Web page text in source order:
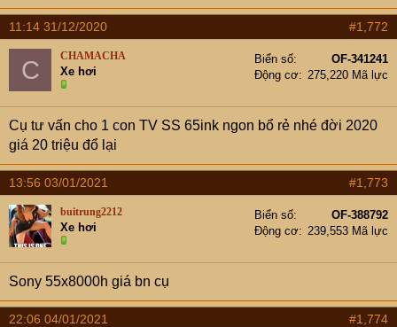
11:14 31/12/2020 #1,772
C CHAMACHA
Xe hơi
Biển số
OF-341241
Động cơ
275,220 Mã lực
Cụ tư vấn cho 1 con TV SS 65ink ngon bổ rẻ nhé đời 2020
giá 20 triệu đổ lại
13:56 03/01/2021 #1,773
buitrung2212
Xe hơi
Biển số
OF-388792
Động cơ
239,553 Mã lực
Sony 55x8000h giá bn cụ
22:06 04/01/2021 #1,774